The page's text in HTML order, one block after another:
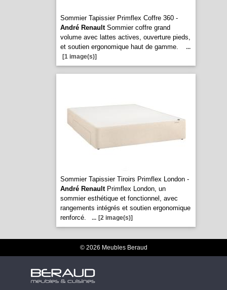
Sommier Tapissier Primflex Coffre 360 -
André RenaultSommier coffre grand
volume avec lattes actives, ouverture pieds,
et soutien ergonomique haut de gamme.
...
[1 image(s)]
Sommier Tapissier Tiroirs Primflex London -
André RenaultPrimflex London, un
sommier esthétique et fonctionnel, avec
rangements intégrés et soutien ergonomique
renforcé.
... [2 image(s)]
© 2026 Meubles Beraud